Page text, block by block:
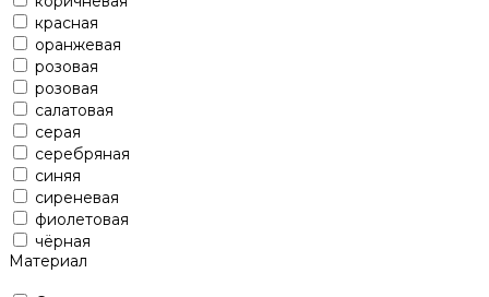
красная
оранжевая
розовая
розовая
салатовая
серая
серебряная
синяя
сиреневая
фиолетовая
чёрная
Материал